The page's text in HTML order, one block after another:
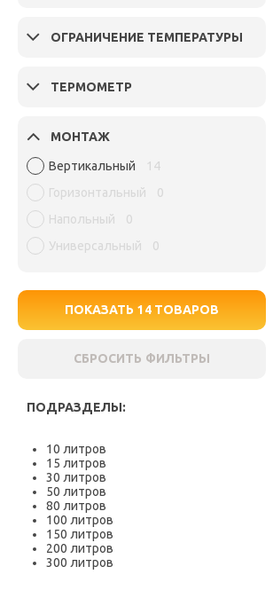
ОГРАНИЧЕНИЕ ТЕМПЕРАТУРЫ
ТЕРМОМЕТР
МОНТАЖ
Вертикальный
14
Горизонтальный
0
Напольный
0
Универсальный
0
ПОКАЗАТЬ 14 ТОВАРОВ
СБРОСИТЬ ФИЛЬТРЫ
ПОДРАЗДЕЛЫ:
10 литров
15 литров
30 литров
50 литров
80 литров
100 литров
150 литров
200 литров
300 литров